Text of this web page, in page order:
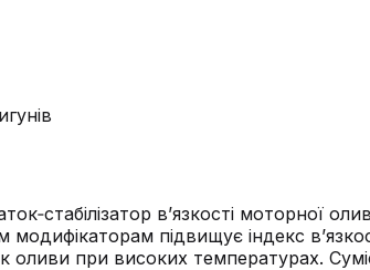
в’язкості моторної
модифікаторам підвищує індекс
оливи при високих температурах.